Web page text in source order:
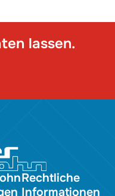
lassen.
Rechtliche
Informationen